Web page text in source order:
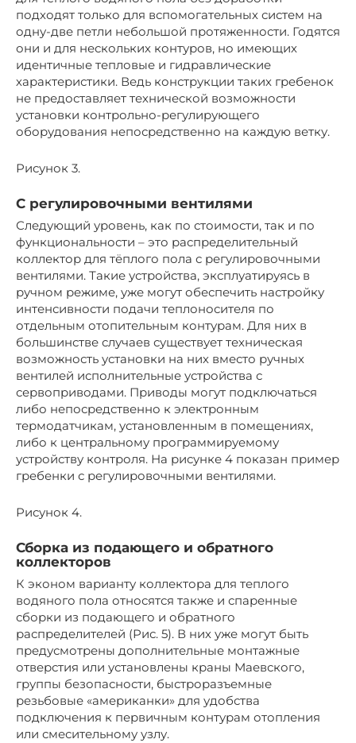
подходят только для вспомогательных систем на
одну-две петли небольшой протяженности. Годятся
они и для нескольких контуров, но имеющих
идентичные тепловые и гидравлические
характеристики. Ведь конструкции таких гребенок
не предоставляет технической возможности
установки контрольно-регулирующего
оборудования непосредственно на каждую ветку.
Рисунок 3.
С регулировочными вентилями
Следующий уровень, как по стоимости, так и по
функциональности – это распределительный
коллектор для тёплого пола с регулировочными
вентилями. Такие устройства, эксплуатируясь в
ручном режиме, уже могут обеспечить настройку
интенсивности подачи теплоносителя по
отдельным отопительным контурам. Для них в
большинстве случаев существует техническая
возможность установки на них вместо ручных
вентилей исполнительные устройства с
сервоприводами. Приводы могут подключаться
либо непосредственно к электронным
термодатчикам, установленным в помещениях,
либо к центральному программируемому
устройству контроля. На рисунке 4 показан пример
гребенки с регулировочными вентилями.
Рисунок 4.
Сборка из подающего и обратного
коллекторов
К эконом варианту коллектора для теплого
водяного пола относятся также и спаренные
сборки из подающего и обратного
распределителей (Рис. 5). В них уже могут быть
предусмотрены дополнительные монтажные
отверстия или установлены краны Маевского,
группы безопасности, быстроразъемные
резьбовые «американки» для удобства
подключения к первичным контурам отопления
или смесительному узлу.